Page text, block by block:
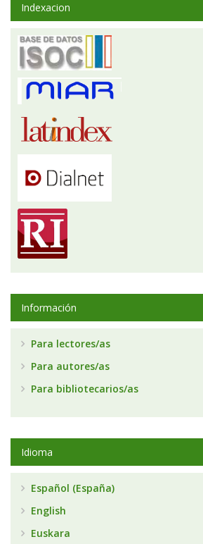
Indexacion
Información
Para lectores/as
Para autores/as
Para bibliotecarios/as
Idioma
Español (España)
English
Euskara